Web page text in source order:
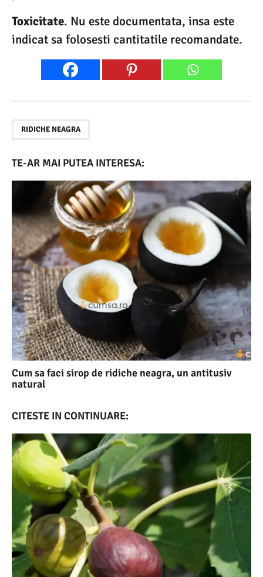
Toxicitate. Nu este documentata, insa este
indicat sa folosesti cantitatile recomandate.
RIDICHE NEAGRA
TE-AR MAI PUTEA INTERESA:
Cum sa faci sirop de ridiche neagra, un antitusiv
natural
CITESTE IN CONTINUARE: